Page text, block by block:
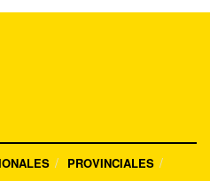
PROVINCIALES